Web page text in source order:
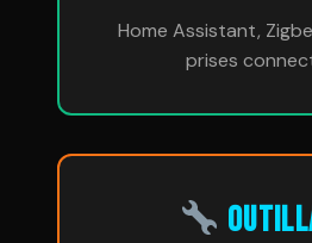
Home Assistant,
prises